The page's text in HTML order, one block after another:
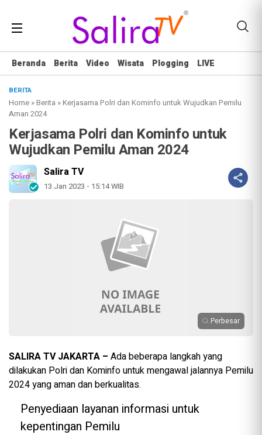
Beranda Berita Video Wisata Plogging LIVE
BERITA
Home »Berita »Kerjasama Polri dan Kominfo untuk Wujudkan Pemilu
Aman 2024
Kerjasama Polri dan Kominfo untuk
Wujudkan Pemilu Aman 2024
Salira TV
13 Jan 2023 - 15:14 WIB
Perbesar
SALIRA TV JAKARTA – Ada beberapa langkah yang
dilakukan Polri dan Kominfo untuk mengawal jalannya Pemilu
2024 yang aman dan berkualitas.
Penyediaan layanan informasi untuk
kepentingan Pemilu